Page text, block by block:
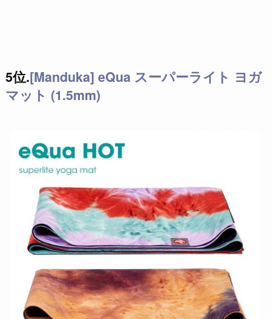
5位.[Manduka] eQua スーパーライト ヨガ
マット (1.5mm)